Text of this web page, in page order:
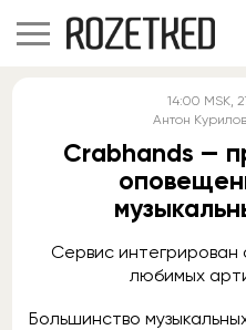
14:00 MSK,
Антон Курилов
Crabhands —
Сервис интегрирован
любимых
Большинство